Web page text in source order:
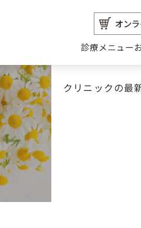
オン
診療メニュー
クリニックの最